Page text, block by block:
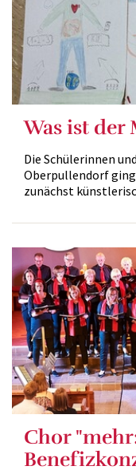
Was ist der
Die Schülerinnen
Oberpullendorf
zunächst
Chor